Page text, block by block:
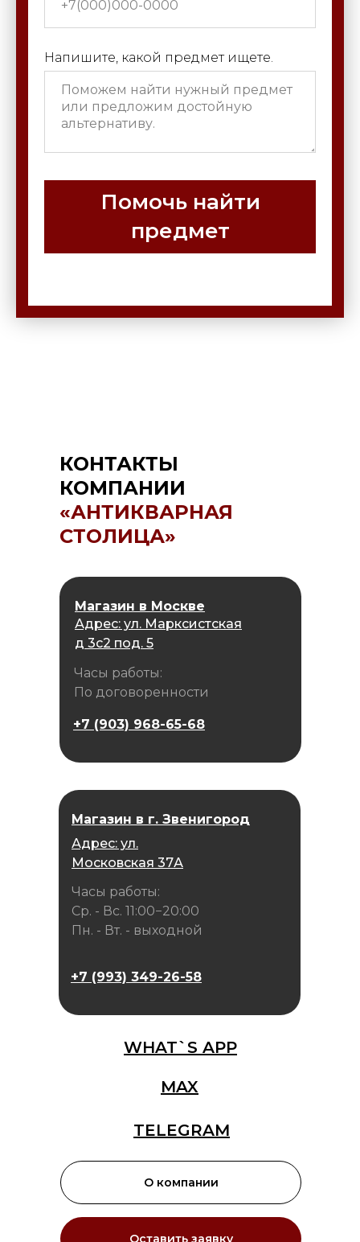
Напишите, какой предмет ищете.
Помочь найти
предмет
КОНТАКТЫ
КОМПАНИИ
«АНТИКВАРНАЯ
СТОЛИЦА»
Оставить заявку
Магазин в Москве
Адрес: ул. Марксистская
д 3с2 под. 5
Часы работы:
По договоренности
О компании
MAX
TELEGRAM
WHAT`S APP
Часы работы:
Ср. - Вс. 11:00−20:00
Пн. - Вт. - выходной
Магазин в г. Звенигород
Адрес: ул.
Московская 37А
+7 (993) 349-26-58
+7 (903) 968-65-68